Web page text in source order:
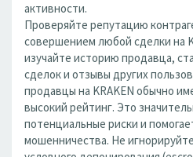
активности.
Проверяйте репутацию
совершением любой сделки на
изучайте историю продавца,
сделок и отзывы других
продавцы на KRAKEN обычно
высокий рейтинг. Это
потенциальные риски и
мошенничества. Не